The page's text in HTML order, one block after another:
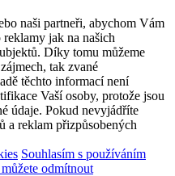
naši partneři, abychom Vám
jak na našich
Díky tomu můžeme
tak zvané
těchto informací není
Vaší osoby, protože jsou
údaje. Pokud nevyjádříte
a reklam přizpůsobených
Souhlasím s používáním
odmítnout